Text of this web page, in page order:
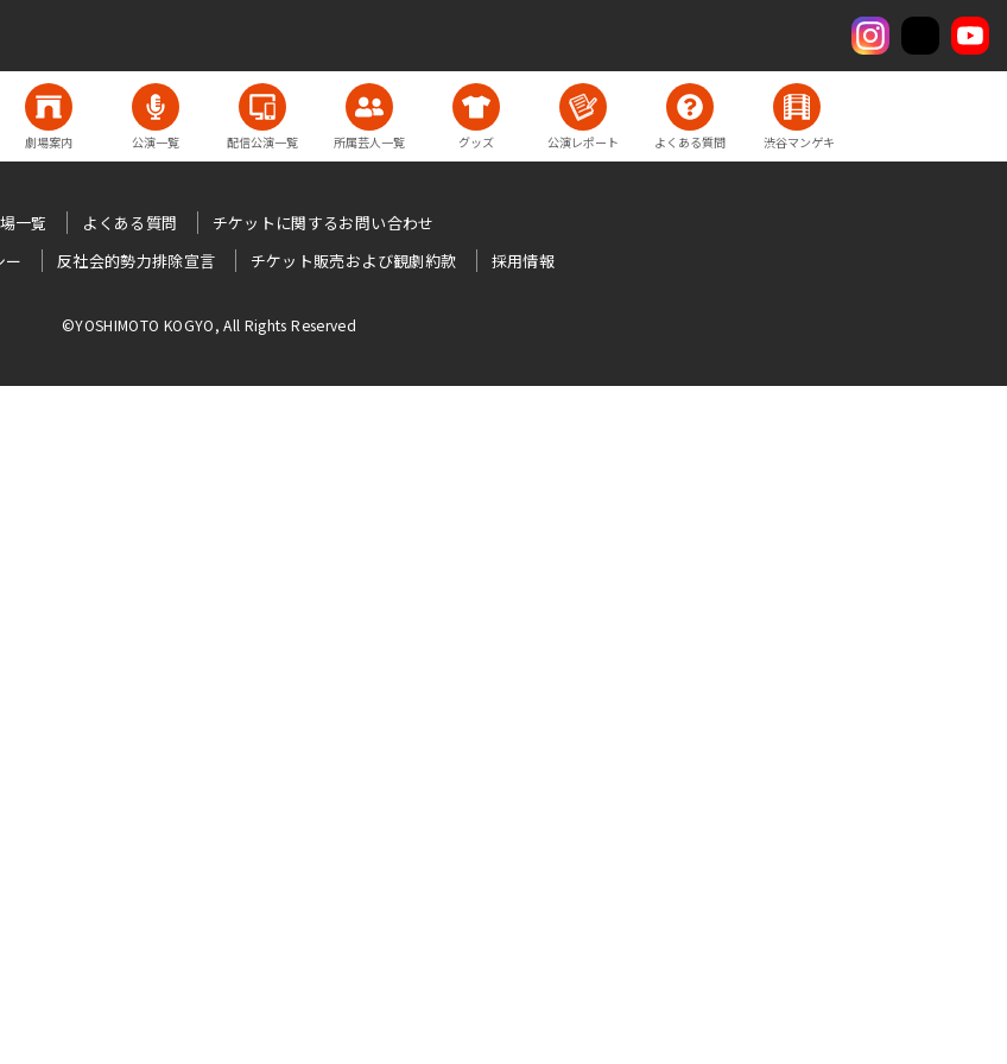
劇場案内 公演一覧 配信公演一覧 所属芸人一覧 グッズ 公演レポート よくある質問 渋谷マンゲキ
一覧 よくある質問
チケットに関するお問い合わせ
ー
反社会的勢力排除宣言 チケット販売および観劇約款 採用情報
©YOSHIMOTO KOGYO, All Rights Reserved